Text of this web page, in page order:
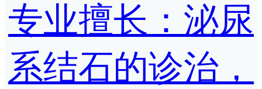
专业擅长：泌尿
系结石的诊治，